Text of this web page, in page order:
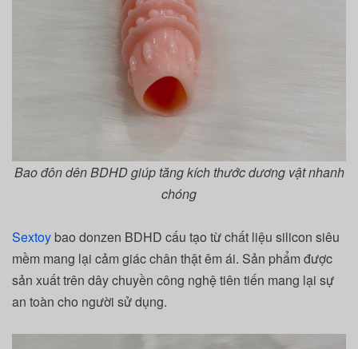
Bao đôn dên BDHD giúp tăng kích thước dương vật nhanh
chóng
Sextoy bao donzen BDHD cấu tạo từ chất liệu silicon siêu
mềm mang lại cảm giác chân thật êm ái. Sản phẩm được
sản xuất trên dây chuyền công nghệ tiên tiến mang lại sự
an toàn cho người sử dụng.